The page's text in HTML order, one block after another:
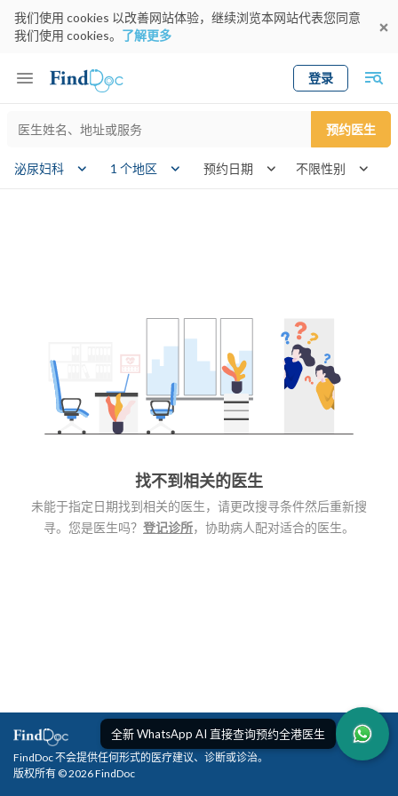
我们使用 cookies 以改善网站体验，继续浏览本网站代表您同意
我们使用 cookies。 了解更多
登录
Keyword 预约医生
泌尿妇科 1 个地区 预约日期
找不到相关的医生
未能于指定日期找到相关的医生，请更改搜寻条件然后重新搜
寻。您是医生吗？ 登记诊所，协助病人配对适合的医生。
全新 WhatsApp AI 直接查询预约全港医生
FindDoc 不会提供任何形式的医疗建议、诊断或诊治。
版权所有 © 2026 FindDoc